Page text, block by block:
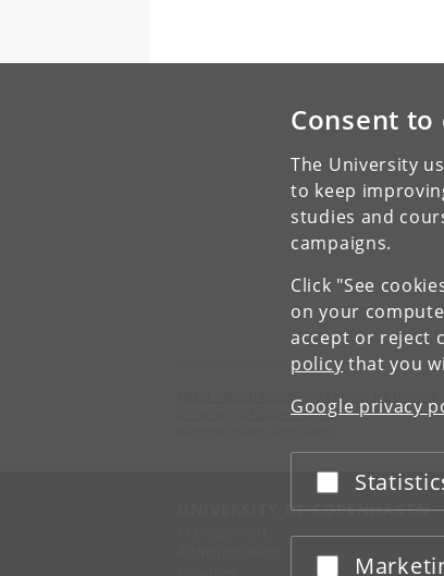
Consent to
The University
to keep
studies and
campaigns.
Click "See
on your
accept or reject
policy that you
Google privacy
Accept or
Accept or
NEEM - North Greenland Eemian Ice Drilling
University of Copenhagen
UNIVERSITY OF COPENHAGEN